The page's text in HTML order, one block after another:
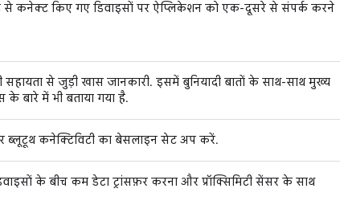
से कनेक्ट किए गए डिवाइसों पर ऐप्लिकेशन को एक-दूसरे से संपर्क करने
से जुड़ी खास जानकारी. इसमें बुनियादी बातों के साथ-साथ मुख्य
बारे में भी बताया गया है.
ब्लूटूथ कनेक्टिविटी का बेसलाइन सेट अप करें.
के बीच कम डेटा ट्रांसफ़र करना और प्रॉक्सिमिटी सेंसर के साथ